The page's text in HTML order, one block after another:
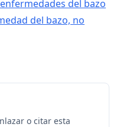
del bazo
del bazo, no
o citar esta